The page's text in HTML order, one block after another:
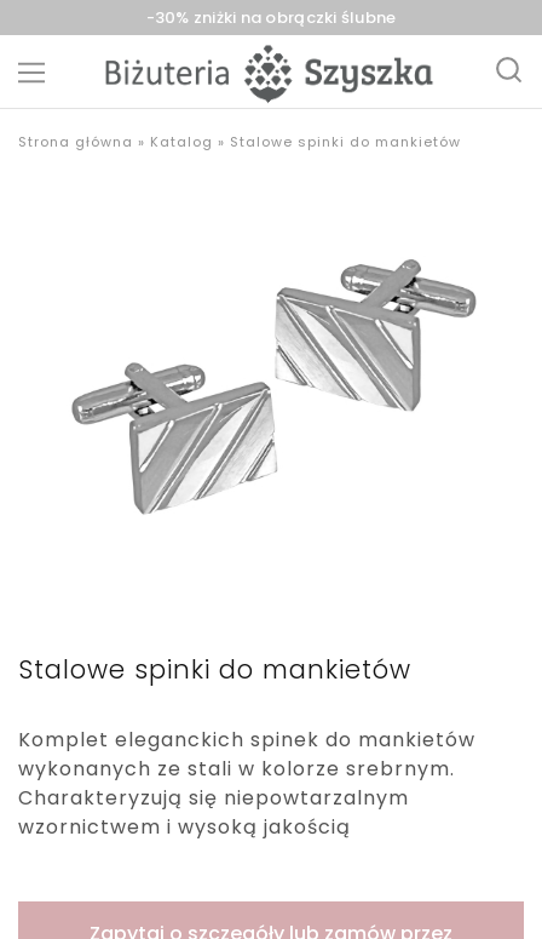
-30% zniżki na obrączki ślubne
Szyszka
z
Strona główna » Katalog » Stalowe spinki do mankietów
Stalowe spinki do mankietów
Komplet eleganckich spinek do mankietów
wykonanych ze stali w kolorze srebrnym.
Charakteryzują się niepowtarzalnym
wzornictwem i wysoką jakością